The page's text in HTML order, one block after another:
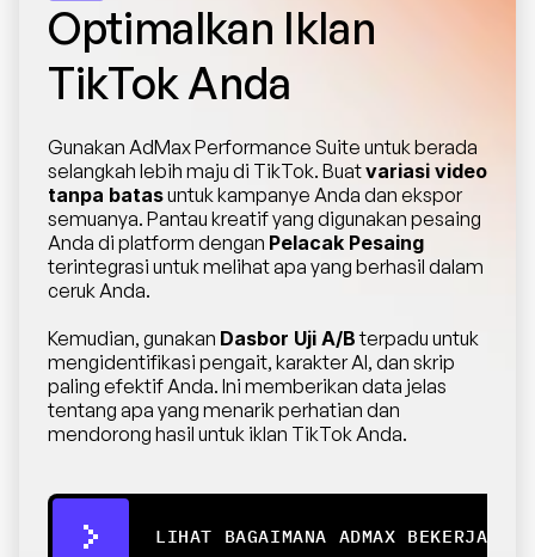
Optimalkan Iklan
TikTok Anda
Gunakan AdMax Performance Suite untuk berada
selangkah lebih maju di TikTok. Buat variasi video
tanpa batas untuk kampanye Anda dan ekspor
semuanya. Pantau kreatif yang digunakan pesaing
Anda di platform dengan Pelacak Pesaing
terintegrasi untuk melihat apa yang berhasil dalam
ceruk Anda.
Kemudian, gunakan Dasbor Uji A/B terpadu untuk
mengidentifikasi pengait, karakter AI, dan skrip
paling efektif Anda. Ini memberikan data jelas
tentang apa yang menarik perhatian dan
mendorong hasil untuk iklan TikTok Anda.
LIHAT BAGAIMANA ADMAX BEKERJA